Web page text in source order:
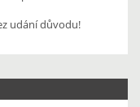
udání důvodu!